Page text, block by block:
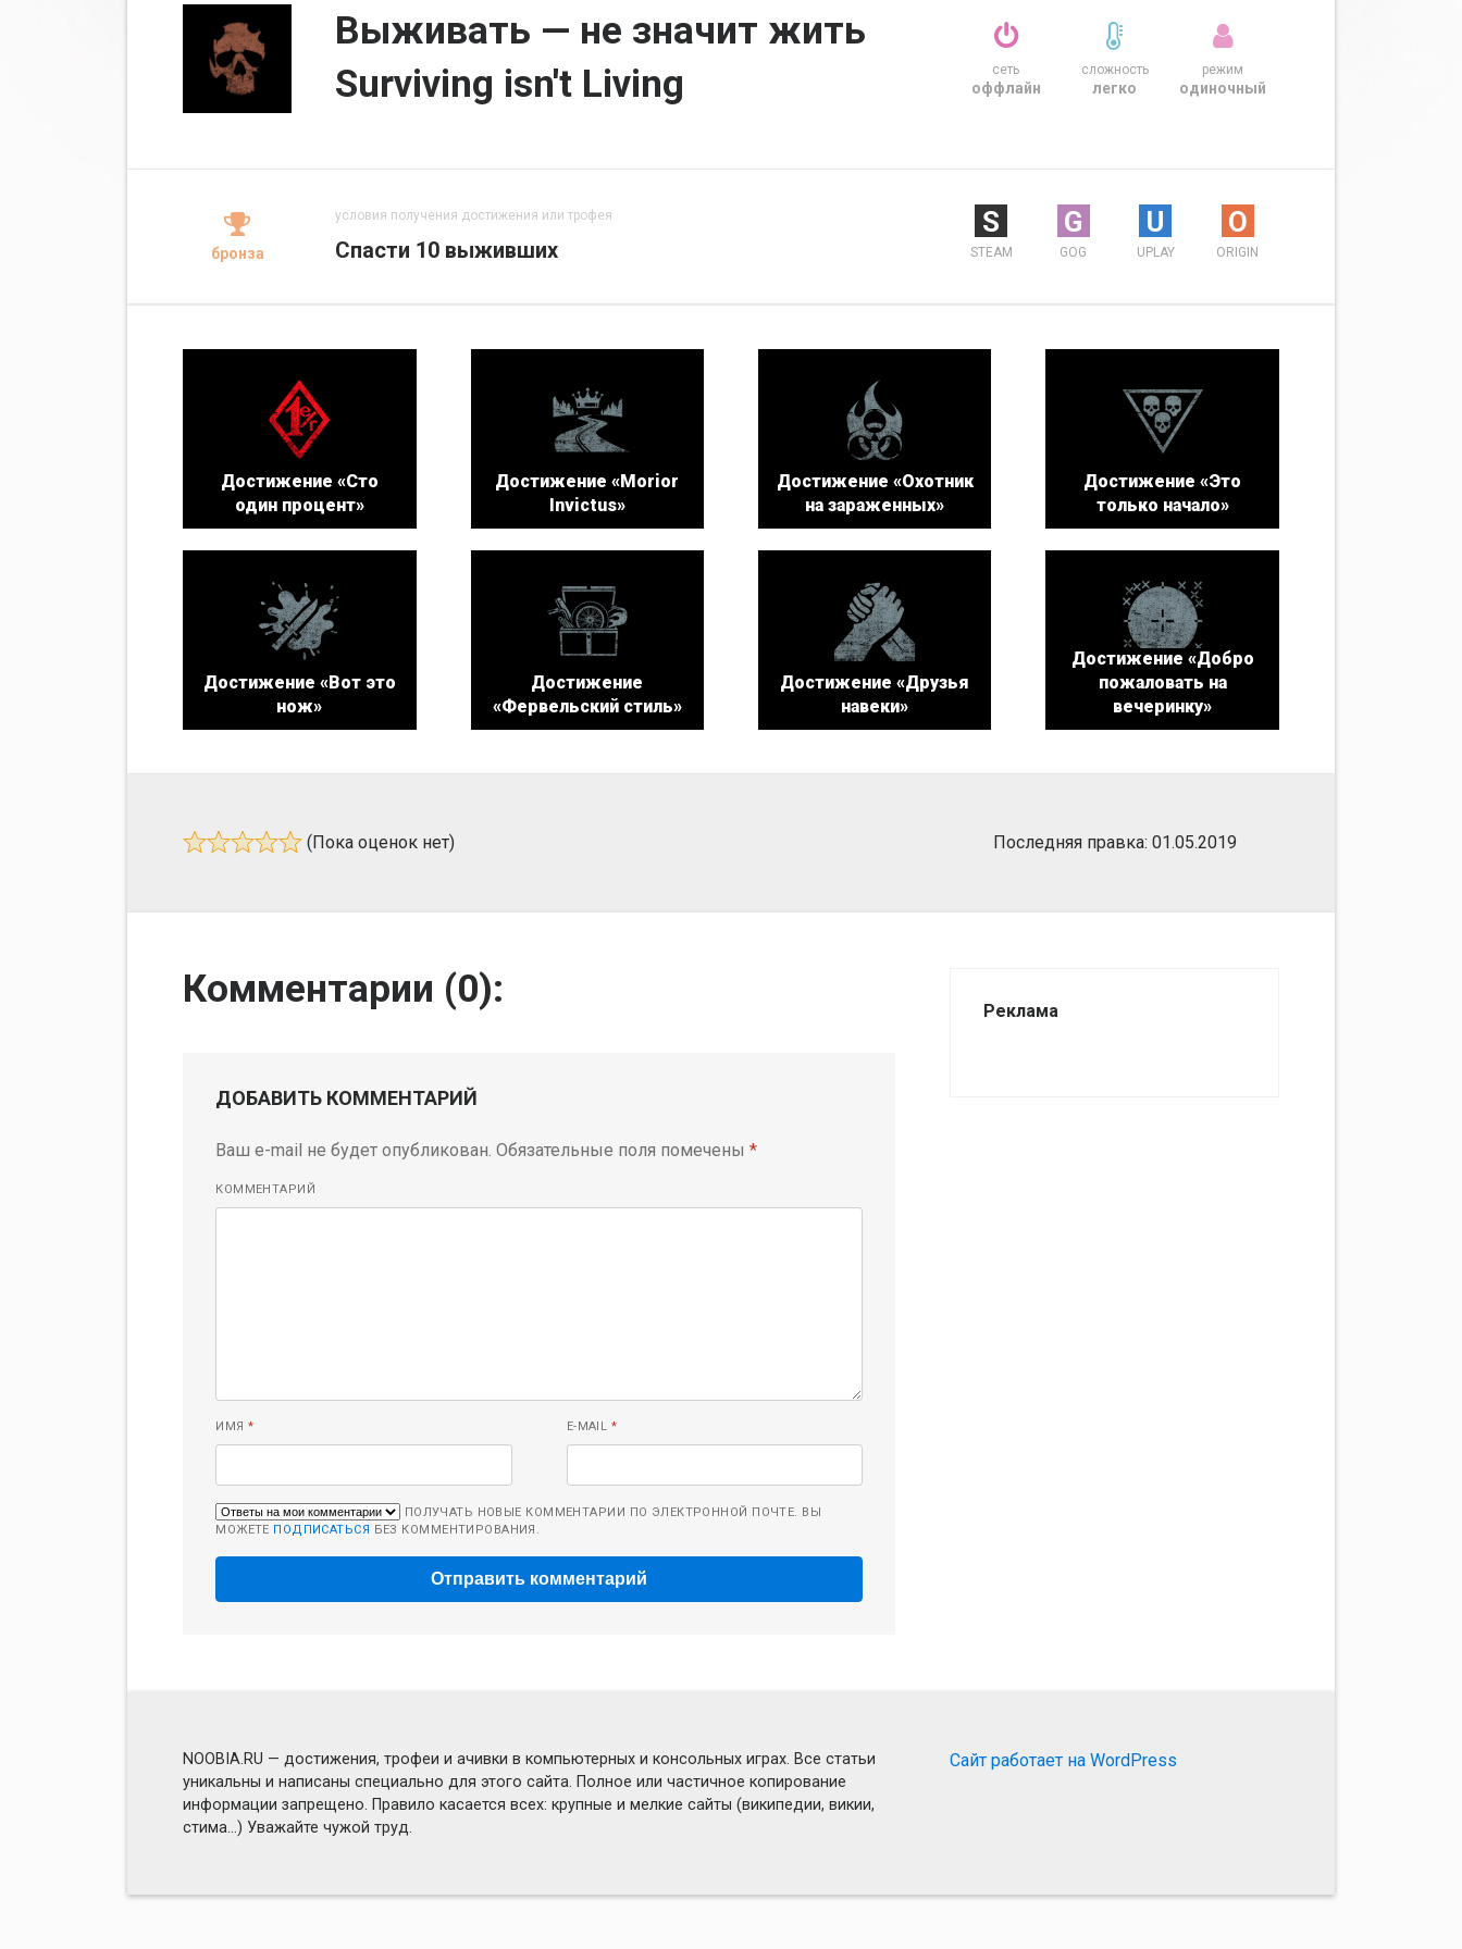
Выживать — не значит жить
Surviving isn't Living
сеть
оффлайн
сложность
легко
режим
одиночный
бронза
условия получения достижения или трофея
Спасти 10 выживших
S
STEAM
G
GOG
U
UPLAY
O
ORIGIN
Достижение «Сто
один процент»
Достижение «Morior
Invictus»
Достижение «Охотник
на зараженных»
Достижение «Это
только начало»
Достижение «Вот это
нож»
Достижение
«Фервельский стиль»
Достижение «Друзья
навеки»
Достижение «Добро
пожаловать на
вечеринку»
(Пока оценок нет) Последняя правка: 01.05.2019
Комментарии (0):
ДОБАВИТЬ КОММЕНТАРИЙ
Ваш e-mail не будет опубликован. Обязательные поля помечены*
КОММЕНТАРИЙ
ИМЯ * E-MAIL *
ПОЛУЧАТЬ НОВЫЕ КОММЕНТАРИИ ПО ЭЛЕКТРОННОЙ ПОЧТЕ. ВЫ
МОЖЕТЕ ПОДПИСАТЬСЯ БЕЗ КОММЕНТИРОВАНИЯ.
Реклама
NOOBIA.RU — достижения, трофеи и ачивки в компьютерных и консольных играх. Все статьи
уникальны и написаны специально для этого сайта. Полное или частичное копирование
информации запрещено. Правило касается всех: крупные и мелкие сайты (википедии, викии,
стима...) Уважайте чужой труд.
Сайт работает на WordPress